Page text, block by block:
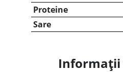
Proteine
Sare